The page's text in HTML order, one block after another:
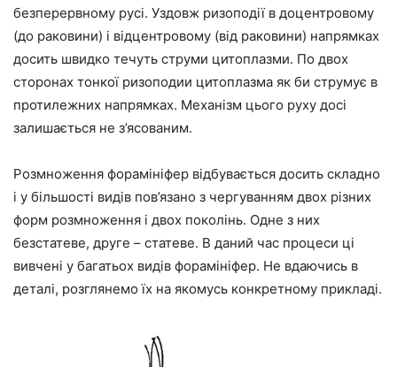
безперервному русі. Уздовж ризоподії в доцентровому
(до раковини) і відцентровому (від раковини) напрямках
досить швидко течуть струми цитоплазми. По двох
сторонах тонкої ризоподии цитоплазма як би струмує в
протилежних напрямках. Механізм цього руху досі
залишається не з’ясованим.
Розмноження форамініфер відбувається досить складно
і у більшості видів пов’язано з чергуванням двох різних
форм розмноження і двох поколінь. Одне з них
безстатеве, друге – статеве. В даний час процеси ці
вивчені у багатьох видів форамініфер. Не вдаючись в
деталі, розглянемо їх на якомусь конкретному прикладі.